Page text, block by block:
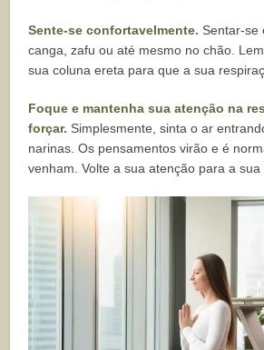
Sente-se confortavelmente. Sentar-se
canga, zafu ou até mesmo no chão.
sua coluna ereta para que a sua
Foque e mantenha sua atenção na
forçar. Simplesmente, sinta o ar
narinas. Os pensamentos virão e é
venham. Volte a sua atenção para a sua